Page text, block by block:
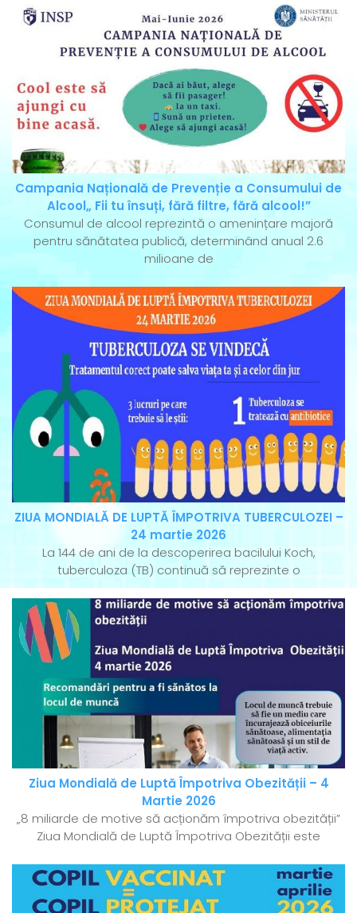
Campania Națională de Prevenție a Consumului de
Alcool„ Fii tu însuți, fără filtre, fără alcool!”
Consumul de alcool reprezintă o amenințare majoră
pentru sănătatea publică, determinând anual 2.6
milioane de
ZIUA MONDIALĂ DE LUPTĂ ÎMPOTRIVA TUBERCULOZEI –
24 martie 2026
La 144 de ani de la descoperirea bacilului Koch,
tuberculoza (TB) continuă să reprezinte o
Ziua Mondială de Luptă Împotriva Obezității – 4
Martie 2026
„8 miliarde de motive să acționăm împotriva obezității”
Ziua Mondială de Luptă Împotriva Obezității este